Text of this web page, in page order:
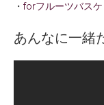
・ forフルーツバスケ
あんなに一緒